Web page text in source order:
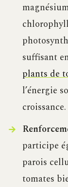
suffisant
plants de
l’énergie
croissance.
participe
parois
tomates